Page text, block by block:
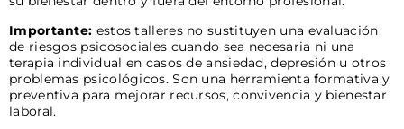
Importante: estos talleres no sustituyen una evaluación
de riesgos psicosociales cuando sea necesaria ni una
terapia individual en casos de ansiedad, depresión u otros
problemas psicológicos. Son una herramienta formativa y
preventiva para mejorar recursos, convivencia y bienestar
laboral.